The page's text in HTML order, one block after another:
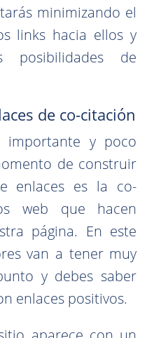
minimizando el
links hacia ellos y
posibilidades de
de co-citación
importante y poco
de construir
enlaces es la co-
web que hacen
página. En este
van a tener muy
y debes saber
enlaces positivos.